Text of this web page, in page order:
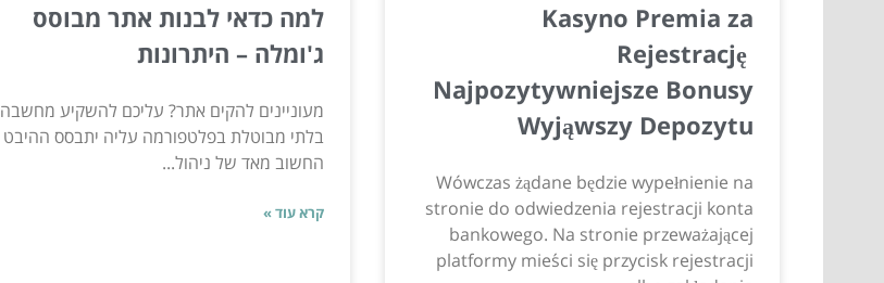
Kasyno Premia za
Rejestrację ️
Najpozytywniejsze Bonusy
Wyjąwszy Depozytu
Wówczas żądane będzie wypełnienie na
stronie do odwiedzenia rejestracji konta
bankowego. Na stronie przeważającej
platformy mieści się przycisk rejestracji
למה כדאי לבנות אתר מבוסס
ג'ומלה – היתרונות
מעוניינים להקים אתר? עליכם להשקיע מחשבה
בלתי מבוטלת בפלטפורמה עליה יתבסס ההיבט
החשוב מאד של ניהול...
קרא עוד »